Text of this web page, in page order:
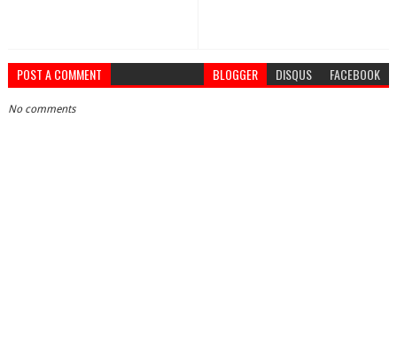
POST A COMMENT BLOGGER DISQUS FACEBOOK
No comments